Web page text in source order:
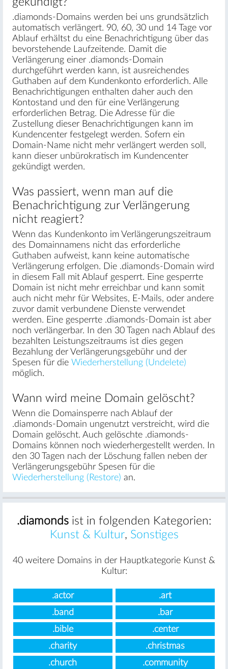
.diamonds-Domains werden bei uns grundsätzlich
automatisch verlängert. 90, 60, 30 und 14 Tage vor
Ablauf erhältst du eine Benachrichtigung über das
bevorstehende Laufzeitende. Damit die
Verlängerung einer .diamonds-Domain
durchgeführt werden kann, ist ausreichendes
Guthaben auf dem Kundenkonto erforderlich. Alle
Benachrichtigungen enthalten daher auch den
Kontostand und den für eine Verlängerung
erforderlichen Betrag. Die Adresse für die
Zustellung dieser Benachrichtigungen kann im
Kundencenter festgelegt werden. Sofern ein
Domain-Name nicht mehr verlängert werden soll,
kann dieser unbürokratisch im Kundencenter
gekündigt werden.
Was passiert, wenn man auf die
Benachrichtigung zur Verlängerung
nicht reagiert?
Wenn das Kundenkonto im Verlängerungszeitraum
des Domainnamens nicht das erforderliche
Guthaben aufweist, kann keine automatische
Verlängerung erfolgen. Die .diamonds-Domain wird
in diesem Fall mit Ablauf gesperrt. Eine gesperrte
Domain ist nicht mehr erreichbar und kann somit
auch nicht mehr für Websites, E-Mails, oder andere
zuvor damit verbundene Dienste verwendet
werden. Eine gesperrte .diamonds-Domain ist aber
noch verlängerbar. In den 30 Tagen nach Ablauf des
bezahlten Leistungszeitraums ist dies gegen
Bezahlung der Verlängerungsgebühr und der
Spesen für die Wiederherstellung (Undelete)
möglich.
Wann wird meine Domain gelöscht?
Wenn die Domainsperre nach Ablauf der
.diamonds-Domain ungenutzt verstreicht, wird die
Domain gelöscht. Auch gelöschte .diamonds-
Domains können noch wiederhergestellt werden. In
den 30 Tagen nach der Löschung fallen neben der
Verlängerungsgebühr Spesen für die
Wiederherstellung (Restore) an.
.diamondsist in folgenden Kategorien:
Kunst & Kultur, Sonstiges
40 weitere Domains in der Hauptkategorie Kunst &
Kultur:
.actor
.art
.band
.bar
.bible
.center
.charity
.christmas
.church
.community